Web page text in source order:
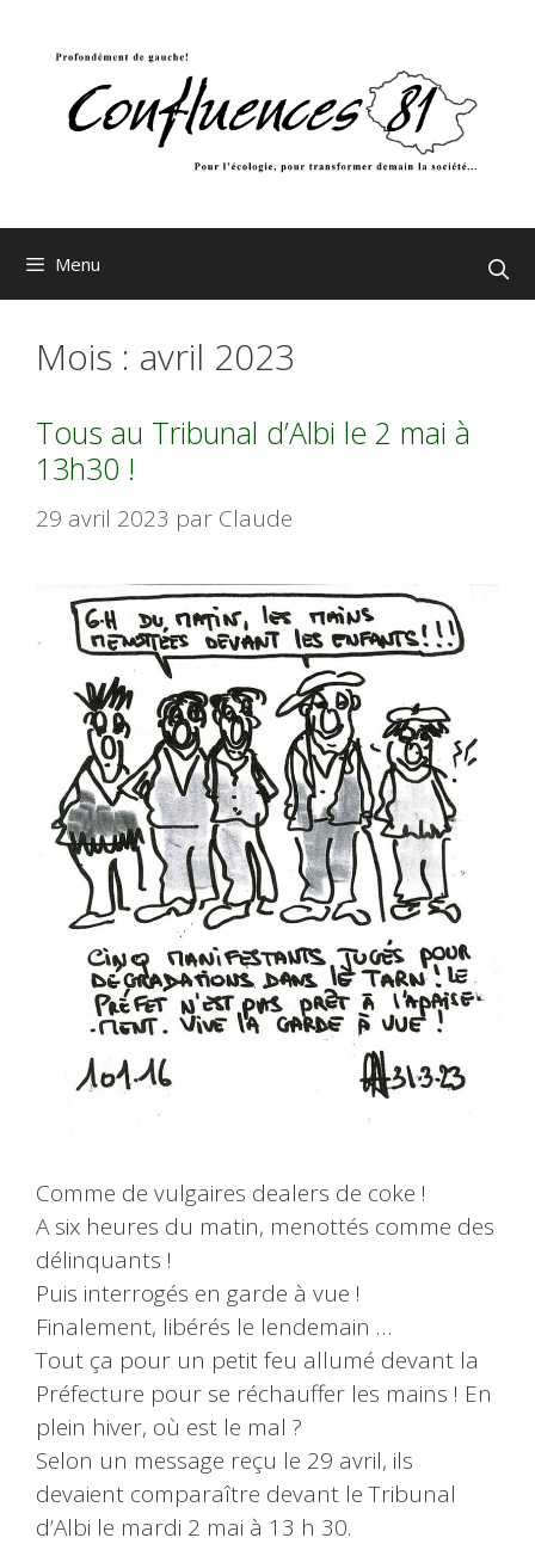
Menu
Mois : avril 2023
Tous au Tribunal d’Albi le 2 mai à
13h30 !
29 avril 2023 par Claude
Comme de vulgaires dealers de coke !
A six heures du matin, menottés comme des
délinquants !
Puis interrogés en garde à vue !
Finalement, libérés le lendemain …
Tout ça pour un petit feu allumé devant la
Préfecture pour se réchauffer les mains ! En
plein hiver, où est le mal ?
Selon un message reçu le 29 avril, ils
devaient comparaître devant le Tribunal
d’Albi le mardi 2 mai à 13 h 30.